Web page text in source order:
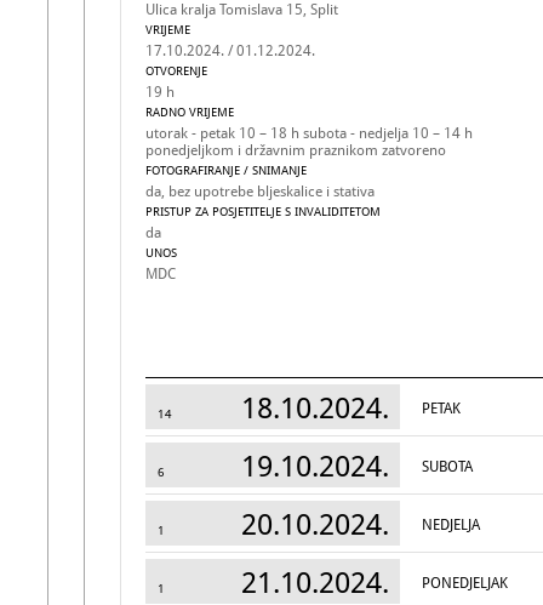
Ulica kralja Tomislava 15, Split
VRIJEME
17.10.2024. / 01.12.2024.
OTVORENJE
19 h
RADNO VRIJEME
utorak - petak 10 – 18 h subota - nedjelja 10 – 14 h
ponedjeljkom i državnim praznikom zatvoreno
FOTOGRAFIRANJE / SNIMANJE
da, bez upotrebe bljeskalice i stativa
PRISTUP ZA POSJETITELJE S INVALIDITETOM
da
UNOS
MDC
14 18.10.2024. PETAK
6 19.10.2024. SUBOTA
1 20.10.2024. NEDJELJA
1 21.10.2024. PONEDJELJAK